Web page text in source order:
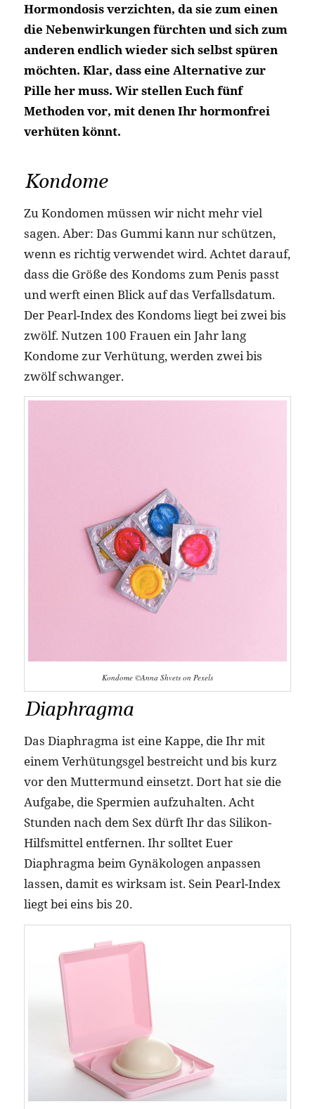
Hormondosis verzichten, da sie zum einen
die Nebenwirkungen fürchten und sich zum
anderen endlich wieder sich selbst spüren
möchten. Klar, dass eine Alternative zur
Pille her muss. Wir stellen Euch fünf
Methoden vor, mit denen Ihr hormonfrei
verhüten könnt.
Kondome
Zu Kondomen müssen wir nicht mehr viel
sagen. Aber: Das Gummi kann nur schützen,
wenn es richtig verwendet wird. Achtet darauf,
dass die Größe des Kondoms zum Penis passt
und werft einen Blick auf das Verfallsdatum.
Der Pearl-Index des Kondoms liegt bei zwei bis
zwölf. Nutzen 100 Frauen ein Jahr lang
Kondome zur Verhütung, werden zwei bis
zwölf schwanger.
Kondome ©Anna Shvets on Pexels
Diaphragma
Das Diaphragma ist eine Kappe, die Ihr mit
einem Verhütungsgel bestreicht und bis kurz
vor den Muttermund einsetzt. Dort hat sie die
Aufgabe, die Spermien aufzuhalten. Acht
Stunden nach dem Sex dürft Ihr das Silikon-
Hilfsmittel entfernen. Ihr solltet Euer
Diaphragma beim Gynäkologen anpassen
lassen, damit es wirksam ist. Sein Pearl-Index
liegt bei eins bis 20.